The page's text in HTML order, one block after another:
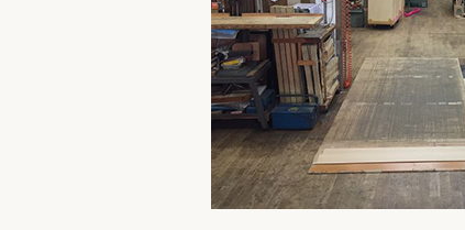
て良かっ……続きを読む